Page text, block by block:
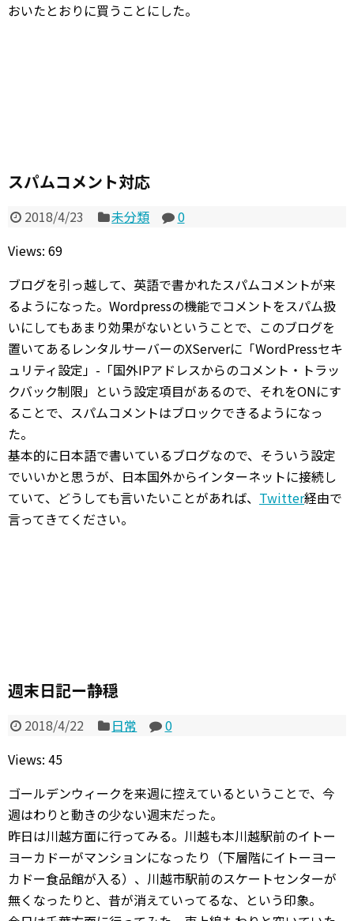
おいたとおりに買うことにした。
スパムコメント対応
2018/4/23 未分類
0
Views: 69
ブログを引っ越して、英語で書かれたスパムコメントが来
るようになった。Wordpressの機能でコメントをスパム扱
いにしてもあまり効果がないということで、このブログを
置いてあるレンタルサーバーのXServerに「WordPressセキ
ュリティ設定」-「国外IPアドレスからのコメント・トラッ
クバック制限」という設定項目があるので、それをONにす
ることで、スパムコメントはブロックできるようになっ
た。
基本的に日本語で書いているブログなので、そういう設定
でいいかと思うが、日本国外からインターネットに接続し
ていて、どうしても言いたいことがあれば、 Twitter経由で
言ってきてください。
週末日記ー静穏
2018/4/22 日常
0
Views: 45
ゴールデンウィークを来週に控えているということで、今
週はわりと動きの少ない週末だった。
昨日は川越方面に行ってみる。川越も本川越駅前のイトー
ヨーカドーがマンションになったり（下層階にイトーヨー
カドー食品館が入る）、川越市駅前のスケートセンターが
無くなったりと、昔が消えていってるな、という印象。